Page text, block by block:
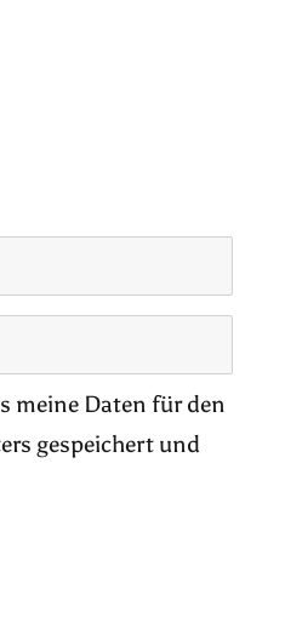
meine Daten für den
gespeichert und